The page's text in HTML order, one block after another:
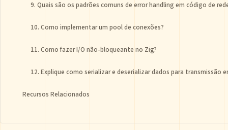
9. Quais são os padrões comuns de error handling em código de
10. Como implementar um pool de conexões?
11. Como fazer I/O não-bloqueante no Zig?
12. Explique como serializar e deserializar dados para transmissão
Recursos Relacionados